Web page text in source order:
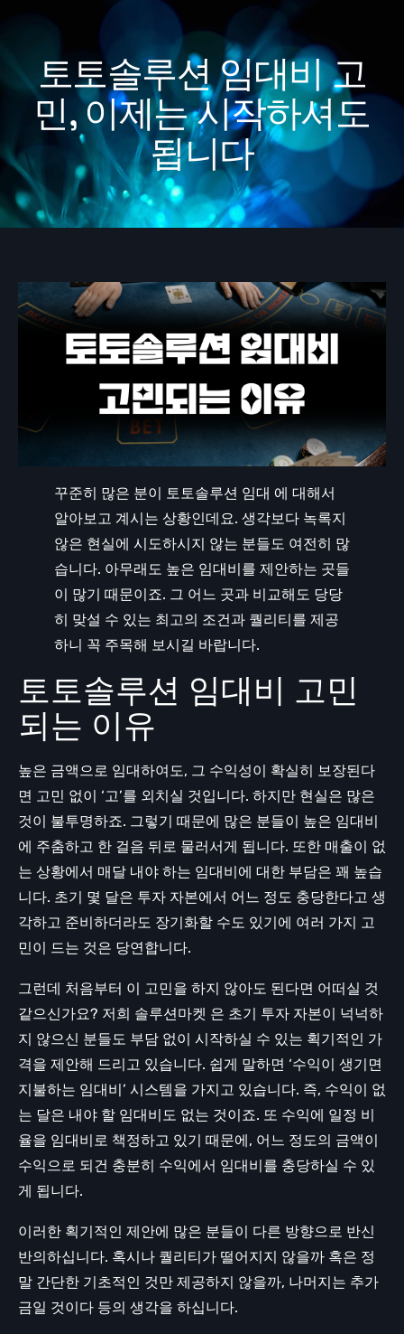
토토솔루션 임대비 고
민, 이제는 시작하셔도
됩니다
꾸준히 많은 분이 토토솔루션 임대 에 대해서
알아보고 계시는 상황인데요. 생각보다 녹록지
않은 현실에 시도하시지 않는 분들도 여전히 많
습니다. 아무래도 높은 임대비를 제안하는 곳들
이 많기 때문이죠. 그 어느 곳과 비교해도 당당
히 맞설 수 있는 최고의 조건과 퀄리티를 제공
하니 꼭 주목해 보시길 바랍니다.
토토솔루션 임대비 고민
되는 이유
높은 금액으로 임대하여도, 그 수익성이 확실히 보장된다
면 고민 없이 ‘고’를 외치실 것입니다. 하지만 현실은 많은
것이 불투명하죠. 그렇기 때문에 많은 분들이 높은 임대비
에 주춤하고 한 걸음 뒤로 물러서게 됩니다. 또한 매출이 없
는 상황에서 매달 내야 하는 임대비에 대한 부담은 꽤 높습
니다. 초기 몇 달은 투자 자본에서 어느 정도 충당한다고 생
각하고 준비하더라도 장기화할 수도 있기에 여러 가지 고
민이 드는 것은 당연합니다.
그런데 처음부터 이 고민을 하지 않아도 된다면 어떠실 것
같으신가요? 저희 솔루션마켓 은 초기 투자 자본이 넉넉하
지 않으신 분들도 부담 없이 시작하실 수 있는 획기적인 가
격을 제안해 드리고 있습니다. 쉽게 말하면 ‘수익이 생기면
지불하는 임대비’ 시스템을 가지고 있습니다. 즉, 수익이 없
는 달은 내야 할 임대비도 없는 것이죠. 또 수익에 일정 비
율을 임대비로 책정하고 있기 때문에, 어느 정도의 금액이
수익으로 되건 충분히 수익에서 임대비를 충당하실 수 있
게 됩니다.
이러한 획기적인 제안에 많은 분들이 다른 방향으로 반신
반의하십니다. 혹시나 퀄리티가 떨어지지 않을까 혹은 정
말 간단한 기초적인 것만 제공하지 않을까, 나머지는 추가
금일 것이다 등의 생각을 하십니다.